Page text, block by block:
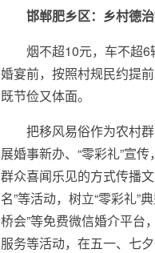
邯郸肥乡区：乡村德
烟不超10元，车不超
婚宴前，按照村规民约提
既节俭又体面。
把移风易俗作为农村
展婚事新办、“零彩礼”宣
群众喜闻乐见的方式传播
名”等活动，树立“零彩礼”
桥会”等免费微信婚介平台
服务等活动，在五一、